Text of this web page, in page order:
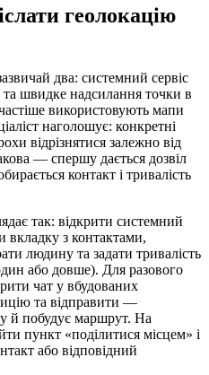
геолокацію
два: системний сервіс
швидке надсилання точки в
використовують мапи
наголошує: конкретні
відрізнятися залежно від
— спершу дається дозвіл
контакт і тривалість
так: відкрити системний
вкладку з контактами,
людину та задати тривалість
або довше). Для разового
чат у вбудованих
та відправити —
й побудує маршрут. На
пункт «поділитися місцем» і
або відповідний